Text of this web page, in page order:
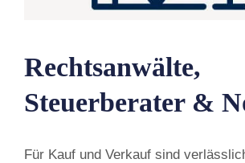
Rechtsanwälte,
Steuerberater &
Für Kauf und Verkauf sind